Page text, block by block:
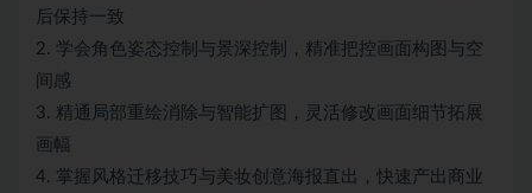
后保持一致
2. 学会角色姿态控制与景深控制，精准把控画面构图与空
间感
3. 精通局部重绘消除与智能扩图，灵活修改画面细节拓展
画幅
4. 掌握风格迁移技巧与美妆创意海报直出，快速产出商业